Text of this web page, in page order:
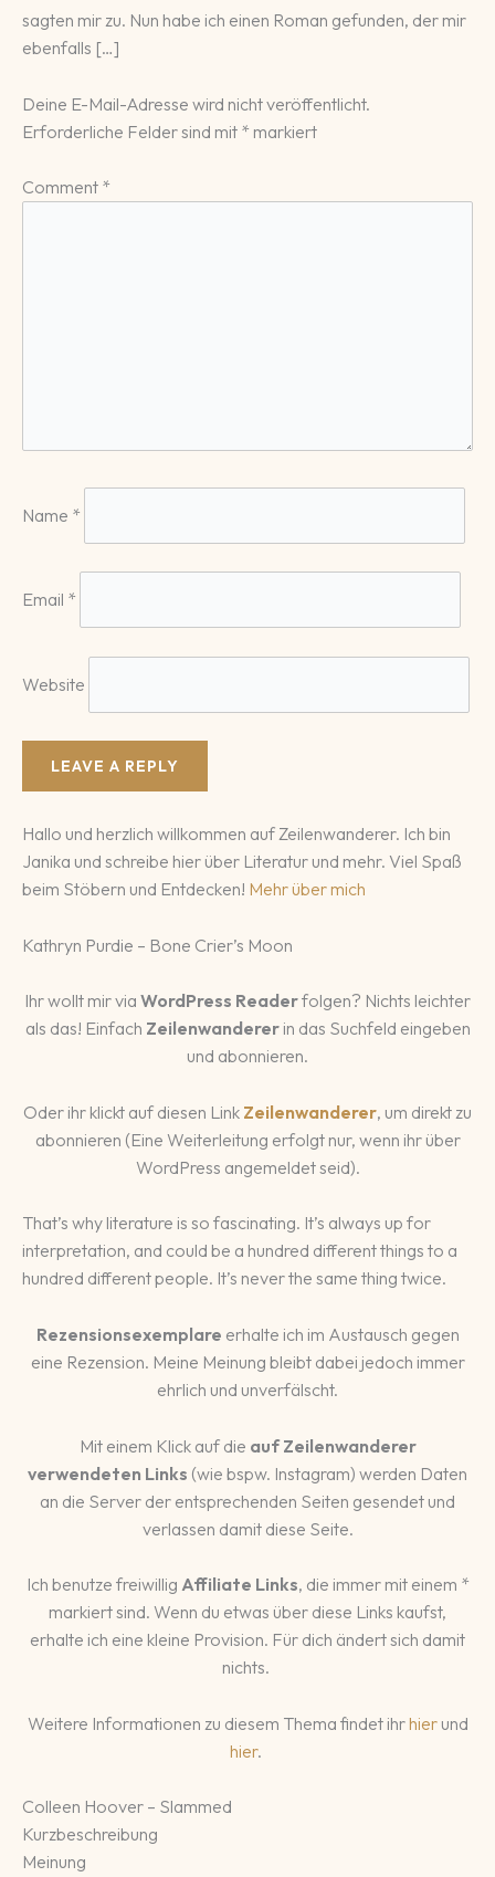
sag­ten mir zu. Nun habe ich einen Ro­man ge­fun­den, der mir
eben­falls […]
Deine E-Mail-Adresse wird nicht veröffentlicht.
Erforderliche Felder sind mit * markiert
Comment *
Name *
Email *
Website
Hallo und herzlich willkommen auf Zeilenwanderer. Ich bin
Janika und schreibe hier über Literatur und mehr. Viel Spaß
beim Stöbern und Entdecken! Mehr über mich
Kathryn Purdie – Bone Crier’s Moon
Ihr wollt mir via WordPress Readerfolgen? Nichts leichter
als das! Einfach Zeilenwandererin das Suchfeld eingeben
und abonnieren.
Oder ihr klickt auf diesen Link Zeilenwanderer, um direkt zu
abonnieren (Eine Weiterleitung erfolgt nur, wenn ihr über
WordPress angemeldet seid).
That’s why literature is so fascinating. It’s always up for
interpretation, and could be a hundred different things to a
hundred different people. It’s never the same thing twice.
Rezensionsexemplare erhalte ich im Austausch gegen
eine Rezension. Meine Meinung bleibt dabei jedoch immer
ehrlich und unverfälscht.
Mit einem Klick auf die auf Zeilenwanderer
verwendeten Links (wie bspw. Instagram) werden Daten
an die Server der entsprechenden Seiten gesendet und
verlassen damit diese Seite.
Ich benutze freiwillig Affiliate Links, die immer mit einem *
markiert sind. Wenn du etwas über diese Links kaufst,
erhalte ich eine kleine Provision. Für dich ändert sich damit
nichts.
Weitere Informationen zu diesem Thema findet ihrhierund
hier.
Colleen Hoover – Slammed
Kurzbeschreibung
Meinung